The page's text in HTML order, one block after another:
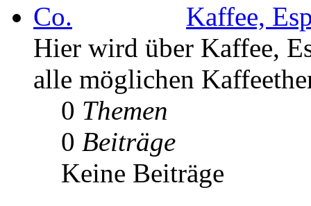
Kaffee,
Hier wird über Kaffee,
alle möglichen
0 Themen
0 Beiträge
Keine Beiträge